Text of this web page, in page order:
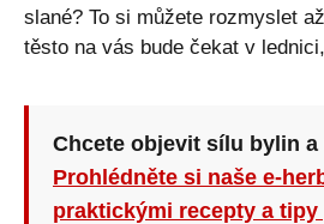
slané? To si můžete rozmyslet
těsto na vás bude čekat v
Chcete objevit sílu bylin
Prohlédněte si naše e-
praktickými recepty a